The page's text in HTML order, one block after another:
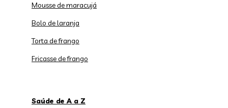
Mousse de maracujá
Bolo de laranja
Torta de frango
Fricasse de frango
Saúde de A a Z